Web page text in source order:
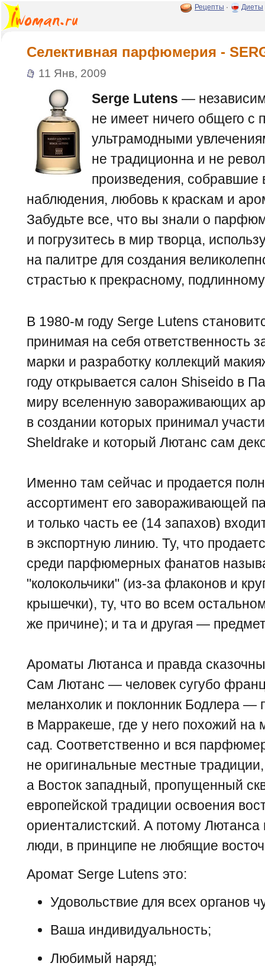
Рецепты · Диеты
Селективная парфюмерия -
11 Янв, 2009
Serge Lutens —
не имеет ничего общего с
ультрамодными
не традиционна и не
произведения, собравшие
наблюдения, любовь к краскам и
Забудьте все, что вы знали о
и погрузитесь в мир творца,
на палитре для создания
страстью к прекрасному,
В 1980-м году Serge Lutens
принимая на себя ответственность
марки и разработку коллекций
году открывается салон Shiseido в
миру вселенную завораживающих
в создании которых принимал
Sheldrake и который Лютанс сам
Именно там сейчас и продается
ассортимент его завораживающей
и только часть ее (14 запахов)
в экспортную линию. Ту, что
среди парфюмерных фанатов
"колокольчики" (из-за флаконов и
крышечки), ту, что во всем
же причине); и та и другая —
Ароматы Лютанса и правда
Сам Лютанс — человек сугубо
меланхолик и поклонник Бодлера —
в Маpракеше, где у него похожий
сад. Соответственно и вся
не оригинальные местные
а Восток западный, пропущенный
европейской традиции освоения
ориенталистский. А потому
люди, в принципе не любящие
Аромат Serge Lutens это:
Удовольствие для всех органов
Ваша индивидуальность;
Любимый наряд;